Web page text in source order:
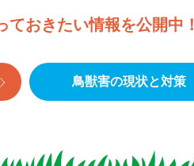
ておきたい情報を公開中！
鳥獣害の現状と対策